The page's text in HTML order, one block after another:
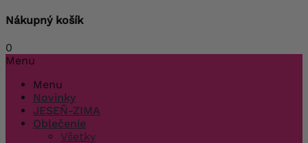
Nákupný košík
0
Menu
Menu
Novinky
JESEŇ-ZIMA
Oblečenie
Všetky